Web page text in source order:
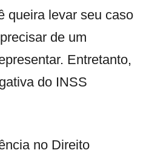
queira levar seu caso
de um
Entretanto,
do INSS
no Direito